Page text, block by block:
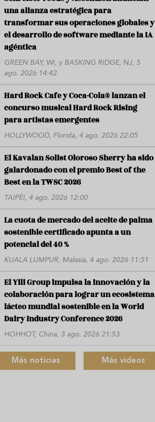
una alianza estratégica para
transformar sus operaciones globales y
el desarrollo de software mediante la IA
agéntica
GREEN BAY, WI, y BASKING RIDGE, NJ, 5
ago. 2026 14:42
Hard Rock Cafe y Coca-Cola® lanzan el
concurso musical Hard Rock Rising
para artistas emergentes
HOLLYWOOD, Florida, 4 ago. 2026 22:05
El Kavalan Solist Oloroso Sherry ha sido
galardonado con el premio Best of the
Best en la TWSC 2026
TAIPÉI, 4 ago. 2026 12:00
La cuota de mercado del aceite de palma
sostenible certificado apunta a un
potencial del 40 %
KUALA LUMPUR, Malasia, 4 ago. 2026 11:51
El Yili Group impulsa la innovación y la
colaboración para lograr un ecosistema
lácteo mundial sostenible en la World
Dairy Industry Conference 2026
HOHHOT, China, 3 ago. 2026 21:53
Más noticias Más videos